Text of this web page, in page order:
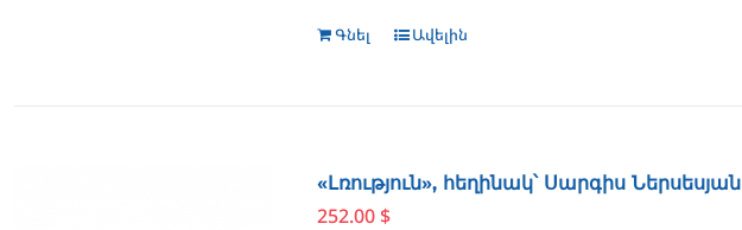
Գնել Ավելին
«Լռություն», հեղինակ՝ Սարգիս Ներսեսյան
252.00 $